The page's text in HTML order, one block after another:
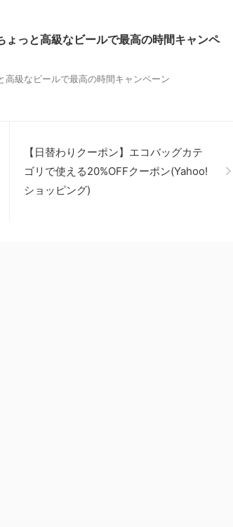
ょっと高級なビールで最高の時間キャンペ
高級なビールで最高の時間キャンペーン
【日替わりクーポン】エコバッグカテ
ゴリで使える20%OFFクーポン(Yahoo!
ショッピング)